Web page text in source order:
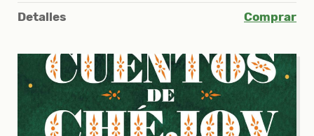
Detalles Comprar